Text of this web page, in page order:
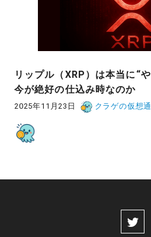
リップル（XRP）は本当に“
今が絶好の仕込み時なのか
2025年11月23日 クラゲの仮想